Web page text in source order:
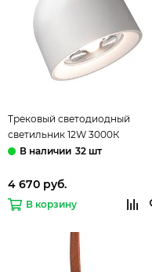
Трековый светодиодный
светильник 12W 3000К
ST451.536.12.1 белый Band ST-
32 шт
4 670 руб.
В корзину